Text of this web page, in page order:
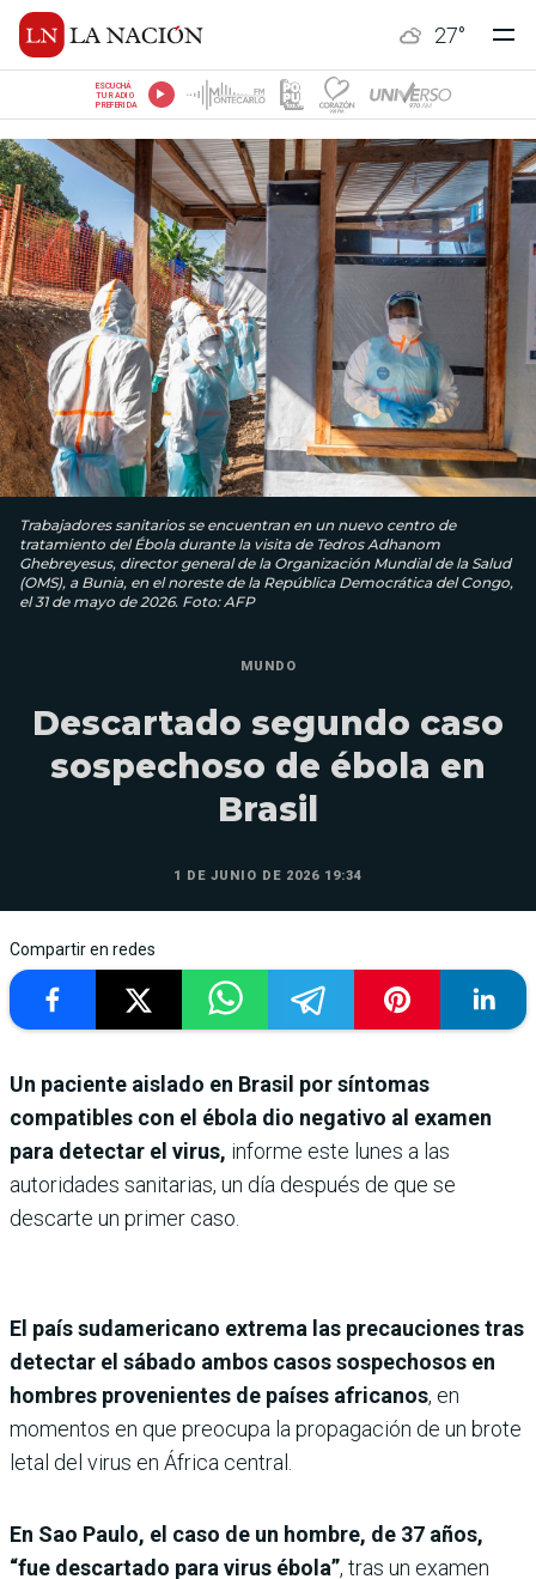
27°
ESCUCHÁ
TU RADIO
PREFERIDA
Trabajadores sanitarios se encuentran en un nuevo centro de
tratamiento del Ébola durante la visita de Tedros Adhanom
Ghebreyesus, director general de la Organización Mundial de la Salud
(OMS), a Bunia, en el noreste de la República Democrática del Congo,
el 31 de mayo de 2026. Foto: AFP
MUNDO
Descartado segundo caso
sospechoso de ébola en
Brasil
1 DE JUNIO DE 2026 19:34
Compartir en redes
Un paciente aislado en Brasil por síntomas
compatibles con el ébola dio negativo al examen
para detectar el virus, informe este lunes a las
autoridades sanitarias, un día después de que se
descarte un primer caso.
El país sudamericano extrema las precauciones tras
detectar el sábado ambos casos sospechosos en
hombres provenientes de países africanos, en
momentos en que preocupa la propagación de un brote
letal del virus en África central.
En Sao Paulo, el caso de un hombre, de 37 años,
“fue descartado para virus ébola”, tras un examen